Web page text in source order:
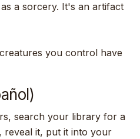
a sorcery. It's an artifact
you control have
search your library for a
reveal it, put it into your